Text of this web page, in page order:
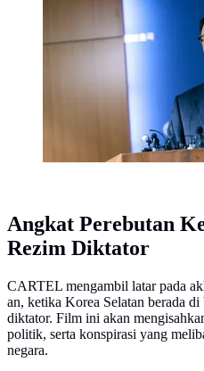
LESSON (credit: Netflix)
Angkat Perebutan
Rezim Diktator
CARTEL mengambil latar pada
an, ketika Korea Selatan berada
diktator. Film ini akan
politik, serta konspirasi yang
negara.